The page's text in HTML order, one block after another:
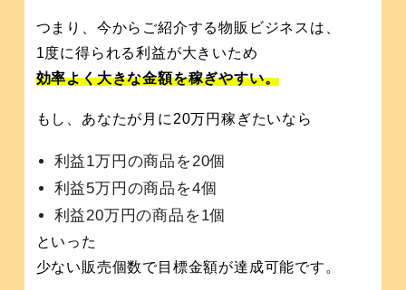
つまり、今からご紹介する物販ビジネスは、
1度に得られる利益が大きいため
効率よく大きな金額を稼ぎやすい。
もし、あなたが月に20万円稼ぎたいなら
利益1万円の商品を20個
利益5万円の商品を4個
利益20万円の商品を1個
といった
少ない販売個数で目標金額が達成可能です。